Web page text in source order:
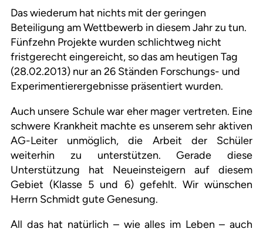
Das wiederum hat nichts mit der geringen
Beteiligung am Wettbewerb in diesem Jahr zu tun.
Fünfzehn Projekte wurden schlichtweg nicht
fristgerecht eingereicht, so das am heutigen Tag
(28.02.2013) nur an 26 Ständen Forschungs- und
Experimentierergebnisse präsentiert wurden.
Auch unsere Schule war eher mager vertreten. Eine
schwere Krankheit machte es unserem sehr aktiven
AG-Leiter unmöglich, die Arbeit der Schüler
weiterhin zu unterstützen. Gerade diese
Unterstützung hat Neueinsteigern auf diesem
Gebiet (Klasse 5 und 6) gefehlt. Wir wünschen
Herrn Schmidt gute Genesung.
All das hat natürlich – wie alles im Leben – auch